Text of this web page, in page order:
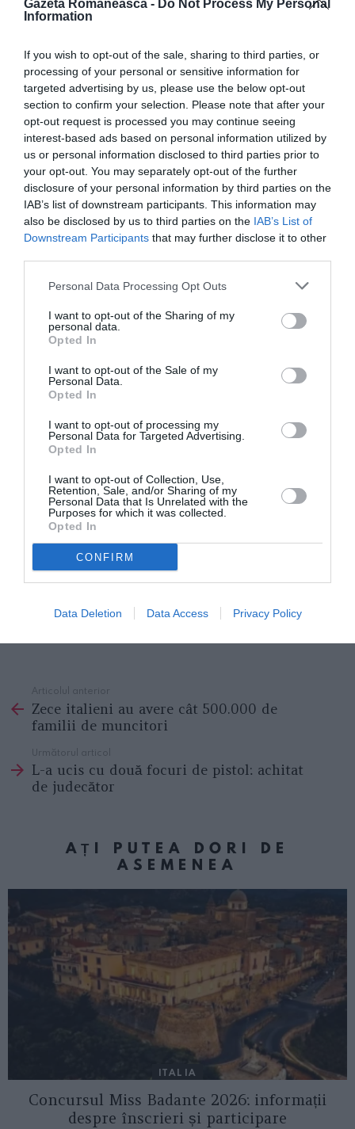
Gazeta Romaneasca - Do Not Process My Personal
Information
If you wish to opt-out of the sale, sharing to third parties, or
processing of your personal or sensitive information for
targeted advertising by us, please use the below opt-out
section to confirm your selection. Please note that after your
opt-out request is processed you may continue seeing
interest-based ads based on personal information utilized by
us or personal information disclosed to third parties prior to
your opt-out. You may separately opt-out of the further
disclosure of your personal information by third parties on the
IAB’s list of downstream participants. This information may
also be disclosed by us to third parties on the IAB’s List of
Downstream Participants that may further disclose it to other
Personal Data Processing Opt Outs
I want to opt-out of the Sharing of my
personal data.
Opted In
I want to opt-out of the Sale of my
Personal Data.
Opted In
I want to opt-out of processing my
Personal Data for Targeted Advertising.
Opted In
I want to opt-out of Collection, Use,
Retention, Sale, and/or Sharing of my
Personal Data that Is Unrelated with the
Purposes for which it was collected.
Opted In
CONFIRM
Data Deletion Data Access Privacy Policy
globalizarii.”
Gabriel Pirjolea
Consilier Comunal,delegat pentru Turism,Relatii cu
Comunitatea Straina si Proiecte Interculturale
more
Articolul anterior
Zece italieni au avere cât 500.000 de
familii de muncitori
Următorul articol
L-a ucis cu două focuri de pistol: achitat
de judecător
AȚI PUTEA DORI DE
ASEMENEA
ITALIA
Concursul Miss Badante 2026: informații
despre înscrieri și participare